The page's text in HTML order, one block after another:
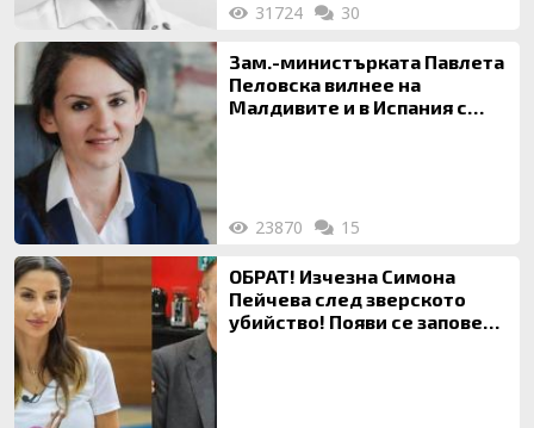
31724 30
Зам.-министърката Павлета
Пеловска вилнее на
Малдивите и в Испания с
23870 15
ОБРАТ! Изчезна Симона
Пейчева след зверското
убийство! Появи се заповед